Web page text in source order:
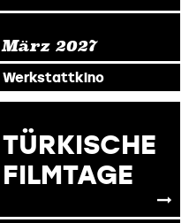
März2027
Werkstattkino
TÜRKISCHE
FILMTAGE